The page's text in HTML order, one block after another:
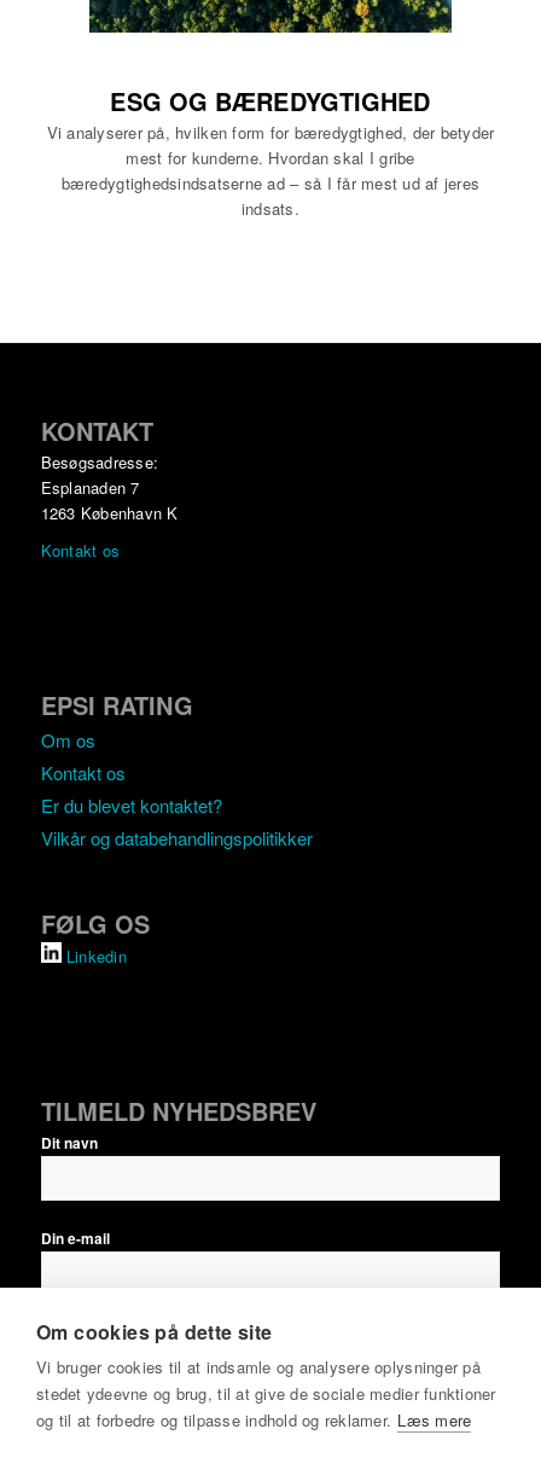
ESG OG BÆREDYGTIGHED
Vi analyserer på, hvilken form for bæredygtighed, der betyder
mest for kunderne. Hvordan skal I gribe
bæredygtighedsindsatserne ad – så I får mest ud af jeres
indsats.
KONTAKT
Besøgsadresse:
Esplanaden 7
1263 København K
Kontakt os
EPSI RATING
Om os
Kontakt os
Er du blevet kontaktet?
Vilkår og databehandlingspolitikker
FØLG OS
Linkedin
TILMELD NYHEDSBREV
Dit navn
Din e-mail
Jeg accepterer nyhedsbrevsbetingelserne
samt at modtage
EPSI Rating Danmarks nyhedsbreve løbende, indtil jeg aktivt
afmelder mig.
Om cookies på dette site
Vi bruger cookies til at indsamle og analysere oplysninger på
stedet ydeevne og brug, til at give de sociale medier funktioner
og til at forbedre og tilpasse indhold og reklamer. Læs mere